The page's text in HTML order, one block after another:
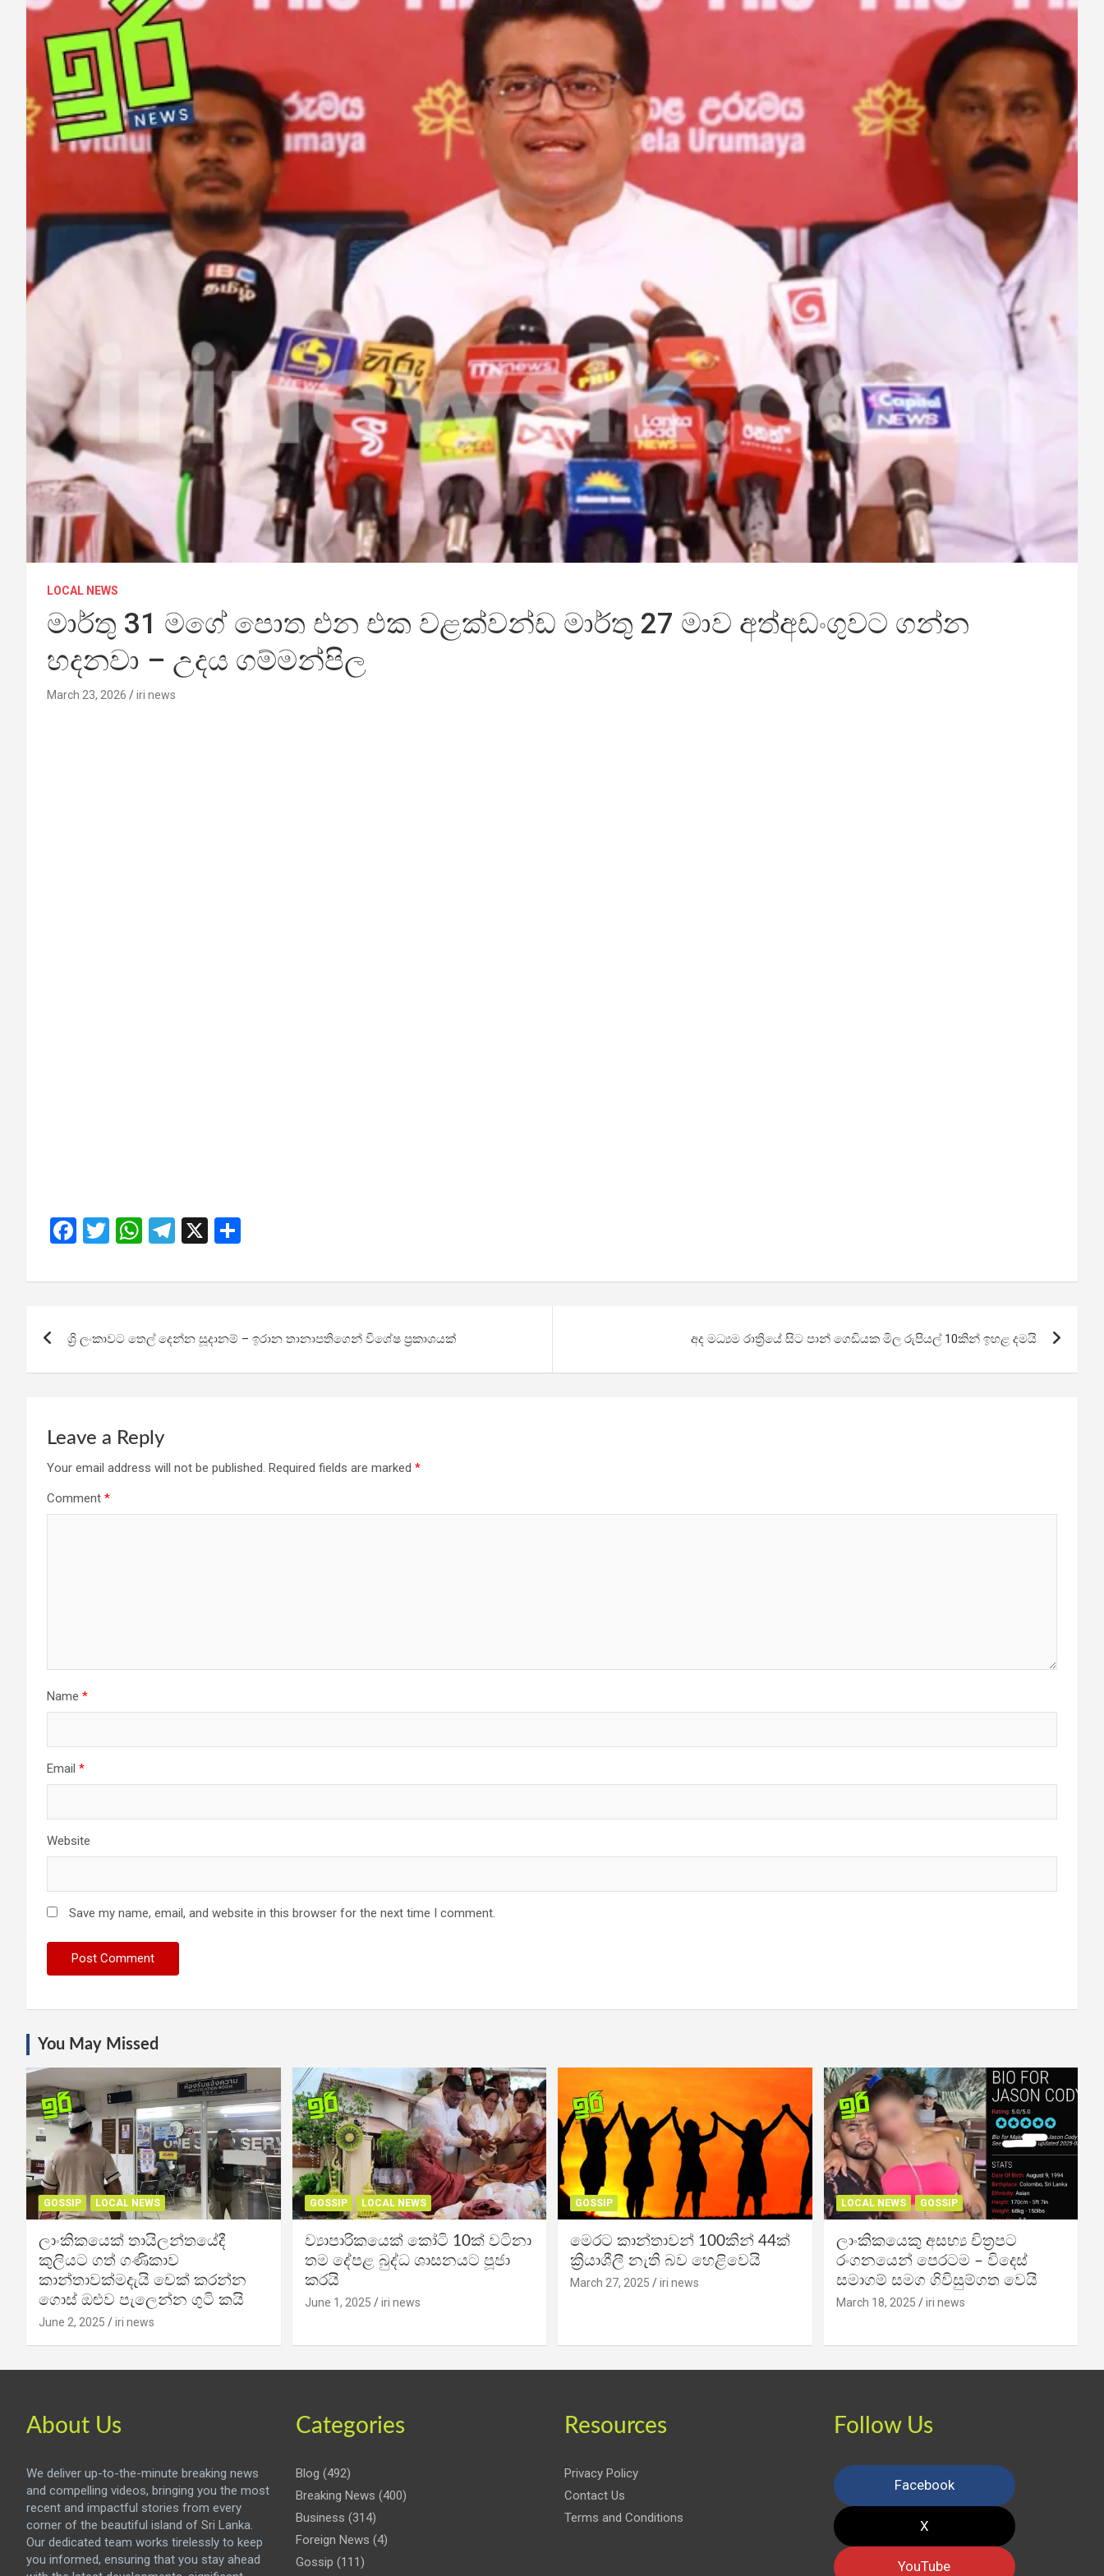
LOCAL NEWS
මාර්තු 31 මගේ පොත එන එක වළක්වන්ඩ මාර්තු 27 මාව අත්අඩංගුවට ගන්න
හදනවා – උදය ගම්මන්පිල
March 23, 2026 iri news
F
ce
o
T
tt
W
at
A
T
e
a
X
ar
navigation
ශ්‍රි ලංකාවට තෙල් දෙන්න සූදානම් – ඉරාන තානාපතිගෙන් විශේෂ ප්‍රකාශයක් අද මධ්‍යම රාත්‍රියේ සිට පාන් ගෙඩියක මිල රුපියල් 10කින් ඉහළ දමයි
Leave a Reply
Your email address will not be published. Required fields are marked *
Comment *
Name *
Email *
Website
Save my name, email, and website in this browser for the next time I comment.
You May Missed
GOSSIP LOCAL NEWS
ලාංකිකයෙක් තායිලන්තයේදී
කුලියට ගත් ගණිකාව
කාන්තාවක්මදැයි චෙක් කරන්න
ගොස් ඔළුව පැලෙන්න ගුටි කයි
June 2, 2025 iri news
GOSSIP LOCAL NEWS
ව්‍යාපාරිකයෙක් කෝටි 10ක් වටිනා
තම දේපළ බුද්ධ ශාසනයට පූජා
කරයි
June 1, 2025 iri news
GOSSIP
මෙරට කාන්තාවන් 100කින් 44ක්
ක්‍රියාශීලී නැති බව හෙළිවෙයි
March 27, 2025 iri news
LOCAL NEWS GOSSIP
ලාංකිකයෙකු අසභ්‍ය චිත්‍රපට
රංගනයෙන් පෙරටම – විදෙස්
සමාගම් සමග ගිවිසුම්ගත වෙයි
March 18, 2025 iri news
About Us
We deliver up-to-the-minute breaking news
and compelling videos, bringing you the most
recent and impactful stories from every
corner of the beautiful island of Sri Lanka.
Our dedicated team works tirelessly to keep
you informed, ensuring that you stay ahead
Categories
Blog (492)
Breaking News (400)
Business (314)
Foreign News (4)
Gossip (111)
Resources
Privacy Policy
Contact Us
Terms and Conditions
Follow Us
Facebook
X
YouTube